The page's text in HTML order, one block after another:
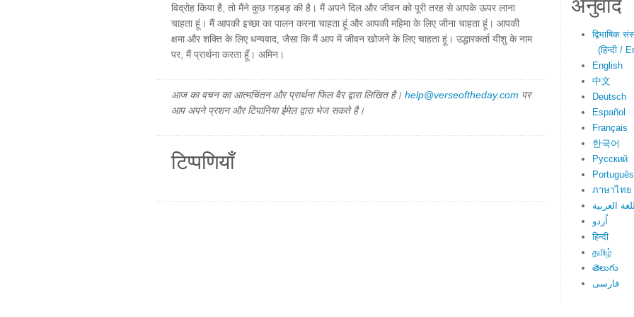
विद्रोह किया है, तो मैंने कुछ गड़बड़ की है। मैं अपने दिल और जीवन को पूरी तरह से आपके ऊपर लाना
चाहता हूं। मैं आपकी इच्छा का पालन करना चाहता हूं और आपकी महिमा के लिए जीना चाहता हूं। आपकी
क्षमा और शक्ति के लिए धन्यवाद, जैसा कि मैं आप में जीवन खोजने के लिए चाहता हूं। उद्धारकर्ता यीशु के नाम
पर, मैं प्रार्थना करता हूँ। अमिन।
आज का वचन का आत्मचिंतन और प्रार्थना फिल वैर द्वारा लिखित है। help@verseoftheday.com पर
आप अपने प्रशन और टिपानिया ईमेल द्वारा भेज सकते है।
टिप्पणियाँ
द्विभाषिक
(हिन्दी /
English
中文
Deutsch
Español
Français
한국어
Русский
Português
ภาษาไทย
العربية
اُردو
हिन्दी
தமிழ்
తెలుగు
فارسی